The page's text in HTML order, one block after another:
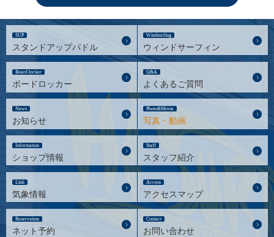
SUP
スタンドアップパドル
Windsurfing
ウィンドサーフィン
Board locker
ボードロッカー
Q&A
よくあるご質問
News
お知らせ
Photo&Movie
写真・動画
Information
ショップ情報
Staff
スタッフ紹介
Link
気象情報
Access
アクセスマップ
Reservation
ネット予約
Contact
お問い合わせ